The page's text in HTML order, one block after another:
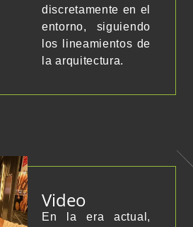
discretamente en el
entorno, siguiendo
los lineamientos de
la arquitectura.
Video
En la era actual,